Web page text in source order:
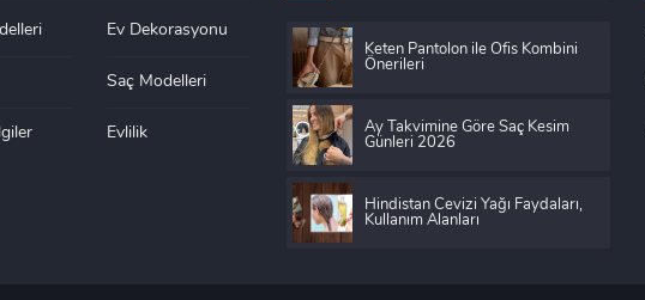
Ev Dekorasyonu
Saç Modelleri
Evlilik
Keten Pantolon ile Ofis Kombini
Önerileri
Ay Takvimine Göre Saç Kesim
Günleri 2026
Hindistan Cevizi Yağı Faydaları,
Kullanım Alanları